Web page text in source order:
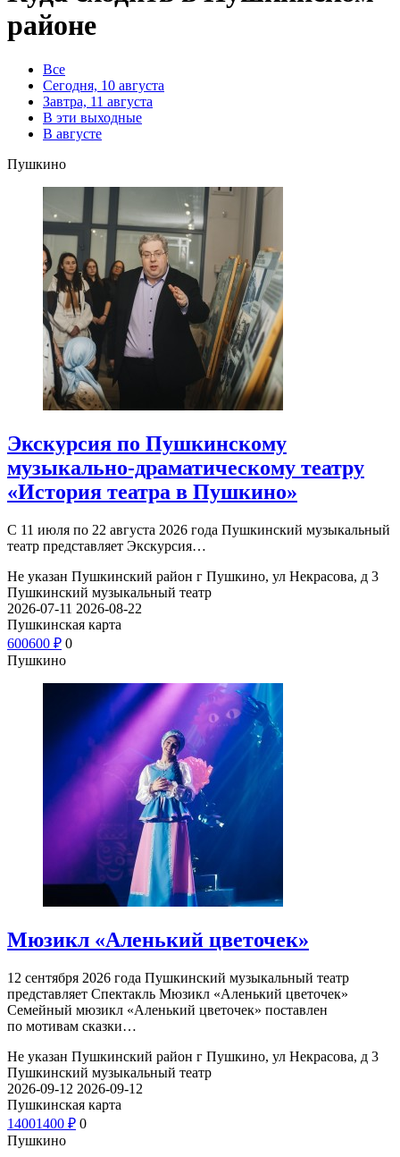
районе
Все
Сегодня, 10 августа
Завтра, 11 августа
В эти выходные
В августе
Пушкино
Экскурсия по Пушкинскому
музыкально-драматическому театру
«История театра в Пушкино»
С 11 июля по 22 августа 2026 года Пушкинский музыкальный
театр представляет Экскурсия…
Не указан Пушкинский район г Пушкино, ул Некрасова, д 3
Пушкинский музыкальный театр
2026-07-11 2026-08-22
Пушкинская карта
600600 ₽ 0
Пушкино
Мюзикл «Аленький цветочек»
12 сентября 2026 года Пушкинский музыкальный театр
представляет Спектакль Мюзикл «Аленький цветочек»
Семейный мюзикл «Аленький цветочек» поставлен
по мотивам сказки…
Не указан Пушкинский район г Пушкино, ул Некрасова, д 3
Пушкинский музыкальный театр
2026-09-12 2026-09-12
Пушкинская карта
14001400 ₽ 0
Пушкино